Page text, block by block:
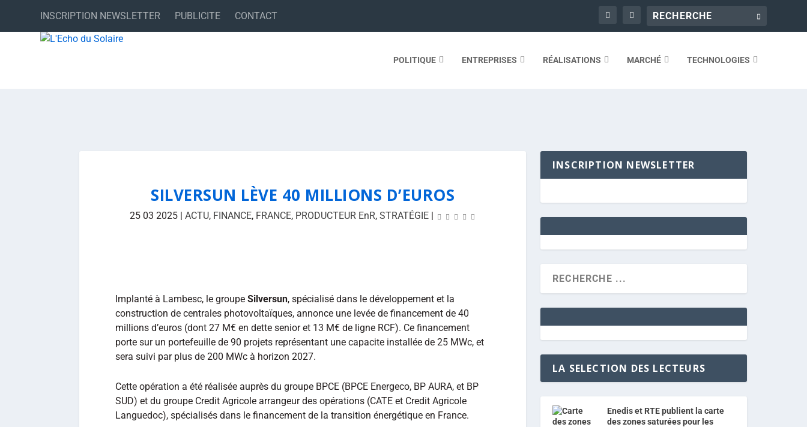
INSCRIPTION NEWSLETTER PUBLICITE CONTACT
POLITIQUE ENTREPRISES RÉALISATIONS MARCHÉ TECHNOLOGIES
SILVERSUN LÈVE 40 MILLIONS D’EUROS
25 03 2025 | ACTU, FINANCE, FRANCE, PRODUCTEUR EnR, STRATÉGIE |
Implanté à Lambesc, le groupe Silversun, spécialisé dans le développement et la
construction de centrales photovoltaïques, annonce une levée de financement de 40
millions d’euros (dont 27 M€ en dette senior et 13 M€ de ligne RCF). Ce financement
porte sur un portefeuille de 90 projets représentant une capacite installée de 25 MWc, et
sera suivi par plus de 200 MWc à horizon 2027.
Cette opération a été réalisée auprès du groupe BPCE (BPCE Energeco, BP AURA, et BP
SUD) et du groupe Credit Agricole arrangeur des opérations (CATE et Credit Agricole
Languedoc), spécialisés dans le financement de la transition énergétique en France.
INSCRIPTION NEWSLETTER
LA SELECTION DES LECTEURS
Enedis et RTE publient la carte
des zones saturées pour les